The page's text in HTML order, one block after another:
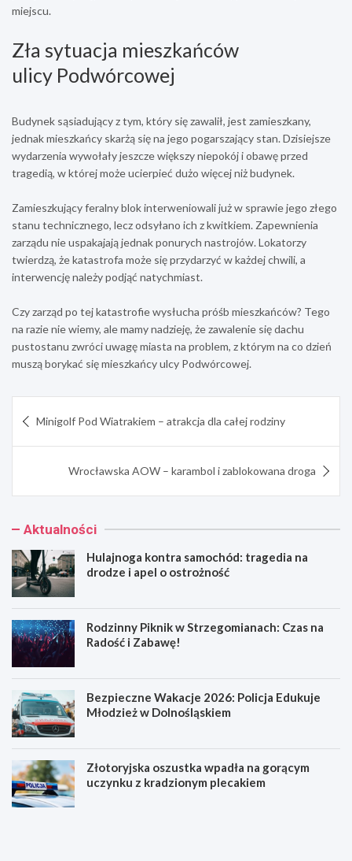
miejscu.
Zła sytuacja mieszkańców
ulicy Podwórcowej
Budynek sąsiadujący z tym, który się zawalił, jest zamieszkany,
jednak mieszkańcy skarżą się na jego pogarszający stan. Dzisiejsze
wydarzenia wywołały jeszcze większy niepokój i obawę przed
tragedią, w której może ucierpieć dużo więcej niż budynek.
Zamieszkujący feralny blok interweniowali już w sprawie jego złego
stanu technicznego, lecz odsyłano ich z kwitkiem. Zapewnienia
zarządu nie uspakajają jednak ponurych nastrojów. Lokatorzy
twierdzą, że katastrofa może się przydarzyć w każdej chwili, a
interwencję należy podjąć natychmiast.
Czy zarząd po tej katastrofie wysłucha próśb mieszkańców? Tego
na razie nie wiemy, ale mamy nadzieję, że zawalenie się dachu
pustostanu zwróci uwagę miasta na problem, z którym na co dzień
muszą borykać się mieszkańcy ulcy Podwórcowej.
wpisu
Minigolf Pod Wiatrakiem – atrakcja dla całej rodziny
Wrocławska AOW – karambol i zablokowana droga
Aktualności
Hulajnoga kontra samochód: tragedia na
drodze i apel o ostrożność
Rodzinny Piknik w Strzegomianach: Czas na
Radość i Zabawę!
Bezpieczne Wakacje 2026: Policja Edukuje
Młodzież w Dolnośląskiem
Złotoryjska oszustka wpadła na gorącym
uczynku z kradzionym plecakiem
H
R